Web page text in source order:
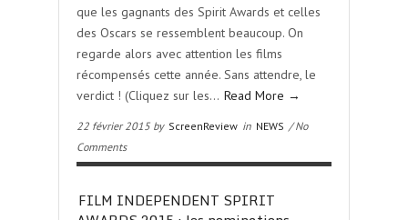
que les gagnants des Spirit Awards et celles
des Oscars se ressemblent beaucoup. On
regarde alors avec attention les films
récompensés cette année. Sans attendre, le
verdict ! (Cliquez sur les… Read More →
22 février 2015 by ScreenReview in NEWS / No
Comments
FILM INDEPENDENT SPIRIT